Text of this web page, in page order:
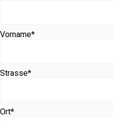
Vorname*
Strasse*
Ort*